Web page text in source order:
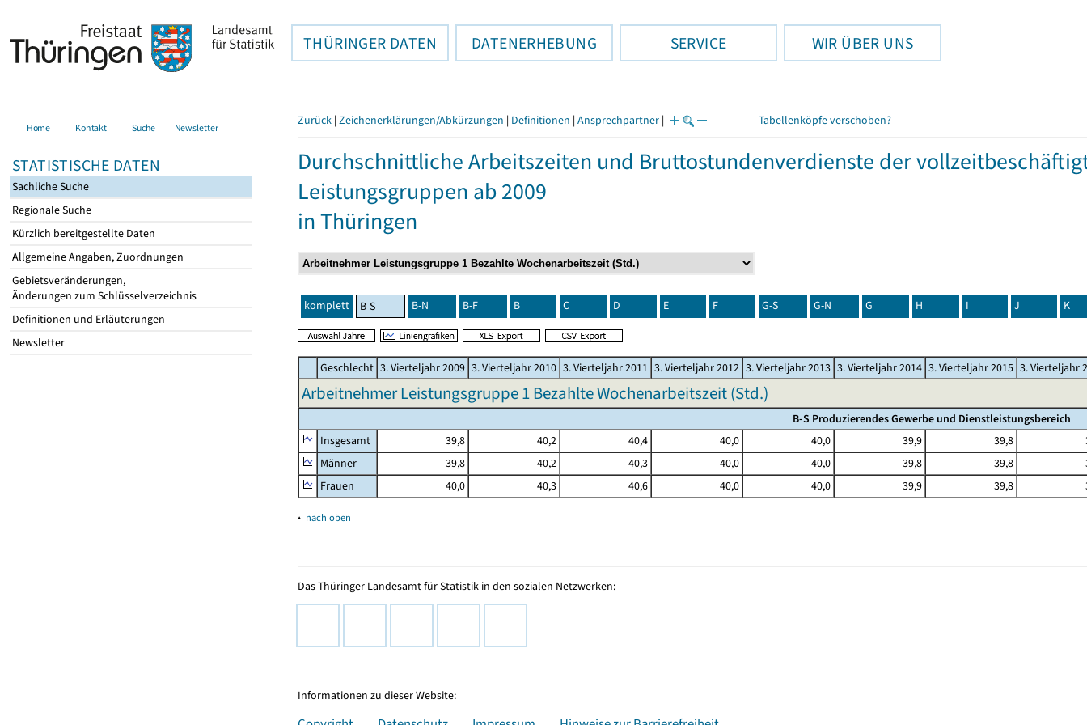
THÜRINGER DATEN DATENERHEBUNG SERVICE WIR ÜBER UNS
Home Kontakt Suche Newsletter
STATISTISCHE DATEN
Sachliche Suche
Regionale Suche
Kürzlich bereitgestellte Daten
Allgemeine Angaben, Zuordnungen
Gebietsveränderungen,
Änderungen zum Schlüsselverzeichnis
Definitionen und Erläuterungen
Newsletter
Zurück | Zeichenerklärungen/Abkürzungen | Definitionen | Ansprechpartner | Tabellenköpfe verschoben?
Durchschnittliche Arbeitszeiten und Bruttostundenverdienste der
Leistungsgruppen ab 2009
in Thüringen
komplett B-S B-N B-F B C D E F G-S G-N G H I J K
Geschlecht 3. Vierteljahr 2009 3. Vierteljahr 2010 3. Vierteljahr 2011 3. Vierteljahr 2012 3. Vierteljahr 2013 3. Vierteljahr 2014 3. Vierteljahr 2015 3. Vierteljahr
Arbeitnehmer Leistungsgruppe 1 Bezahlte Wochenarbeitszeit (Std.)
B-S Produzierendes Gewerbe und Dienstleistungsbereich
Insgesamt
39,8 40,2 40,4 40,0 40,0 39,9 39,8
Männer
39,8 40,2 40,3 40,0 40,0 39,8 39,8
Frauen
40,0 40,3 40,6 40,0 40,0 39,9 39,8
▴ nach oben
Das Thüringer Landesamt für Statistik in den sozialen Netzwerken:
Informationen zu dieser Website: